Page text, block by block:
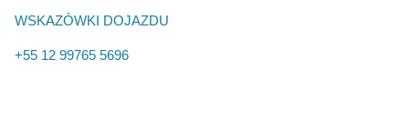
WSKAZÓWKI DOJAZDU
+55 12 99765 5696